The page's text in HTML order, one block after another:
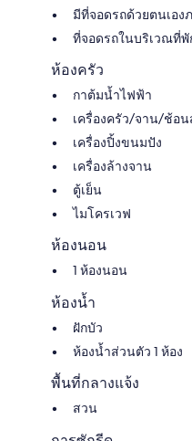
มีที่จอดรถด้วยตนเอง
ที่จอดรถในบริเวณที่
ห้องครัว
กาต้มน้ำไฟฟ้า
เครื่องครัว/จาน/ช้อน
เครื่องปิ้งขนมปัง
เครื่องล้างจาน
ตู้เย็น
ไมโครเวฟ
ห้องนอน
1 ห้องนอน
ห้องน้ำ
ฝักบัว
ห้องน้ำส่วนตัว 1 ห้อง
พื้นที่กลางแจ้ง
สวน